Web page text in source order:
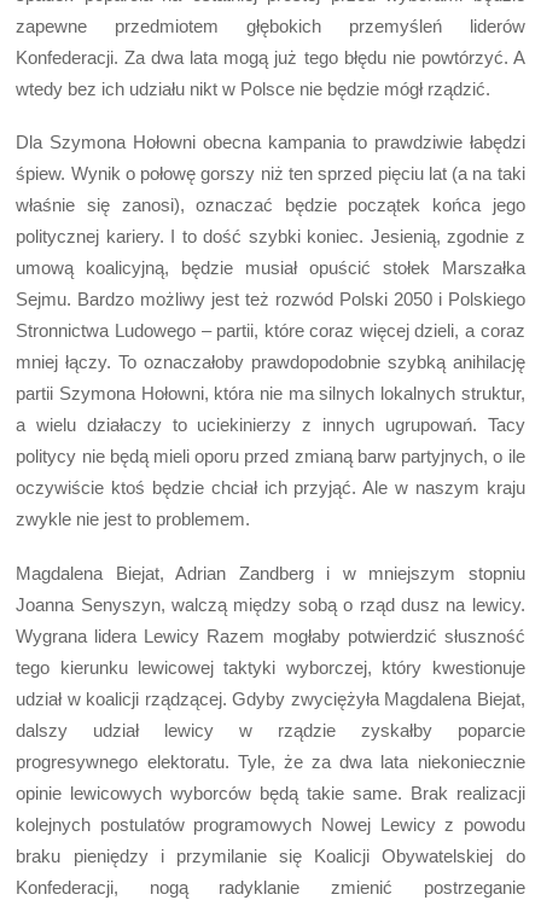
zapewne przedmiotem głębokich przemyśleń liderów
Konfederacji. Za dwa lata mogą już tego błędu nie powtórzyć. A
wtedy bez ich udziału nikt w Polsce nie będzie mógł rządzić.
Dla Szymona Hołowni obecna kampania to prawdziwie łabędzi
śpiew. Wynik o połowę gorszy niż ten sprzed pięciu lat (a na taki
właśnie się zanosi), oznaczać będzie początek końca jego
politycznej kariery. I to dość szybki koniec. Jesienią, zgodnie z
umową koalicyjną, będzie musiał opuścić stołek Marszałka
Sejmu. Bardzo możliwy jest też rozwód Polski 2050 i Polskiego
Stronnictwa Ludowego – partii, które coraz więcej dzieli, a coraz
mniej łączy. To oznaczałoby prawdopodobnie szybką anihilację
partii Szymona Hołowni, która nie ma silnych lokalnych struktur,
a wielu działaczy to uciekinierzy z innych ugrupowań. Tacy
politycy nie będą mieli oporu przed zmianą barw partyjnych, o ile
oczywiście ktoś będzie chciał ich przyjąć. Ale w naszym kraju
zwykle nie jest to problemem.
Magdalena Biejat, Adrian Zandberg i w mniejszym stopniu
Joanna Senyszyn, walczą między sobą o rząd dusz na lewicy.
Wygrana lidera Lewicy Razem mogłaby potwierdzić słuszność
tego kierunku lewicowej taktyki wyborczej, który kwestionuje
udział w koalicji rządzącej. Gdyby zwyciężyła Magdalena Biejat,
dalszy udział lewicy w rządzie zyskałby poparcie
progresywnego elektoratu. Tyle, że za dwa lata niekoniecznie
opinie lewicowych wyborców będą takie same. Brak realizacji
kolejnych postulatów programowych Nowej Lewicy z powodu
braku pieniędzy i przymilanie się Koalicji Obywatelskiej do
Konfederacji, nogą radyklanie zmienić postrzeganie